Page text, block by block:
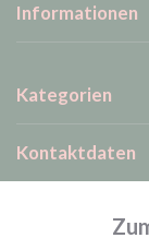
Informationen
Kategorien
Kontaktdaten